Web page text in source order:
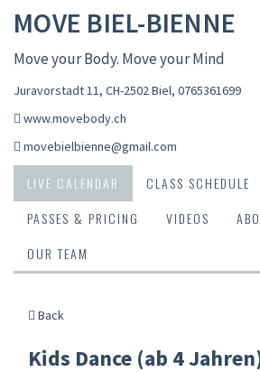
MOVE BIEL-BIENNE
Move your Body. Move your Mind
Juravorstadt 11, CH-2502 Biel, 0765361699
www.movebody.ch
movebielbienne@gmail.com
LIVE CALENDAR
CLASS SCHEDULE
PASSES & PRICING
VIDEOS
OUR TEAM
Back
Kids Dance (ab 4